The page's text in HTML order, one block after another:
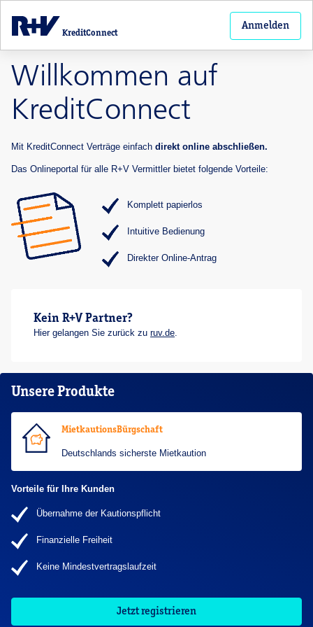
KreditConnect
Anmelden
Willkommen auf
KreditConnect
Mit KreditConnect Verträge einfach direkt online abschließen.
Das Onlineportal für alle R+V Vermittler bietet folgende Vorteile:
Komplett papierlos
Intuitive Bedienung
Direkter Online-Antrag
Kein R+V Partner?
Hier gelangen Sie zurück zu ruv.de.
Unsere Produkte
MietkautionsBürgschaft
Deutschlands sicherste Mietkaution
Vorteile für Ihre Kunden
Übernahme der Kautionspflicht
Finanzielle Freiheit
Keine Mindestvertragslaufzeit
Jetzt registrieren